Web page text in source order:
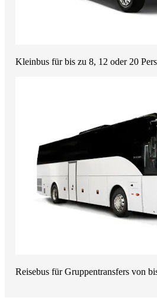
Kleinbus für bis zu 8, 12 oder 20
Reisebus für Gruppentransfers von